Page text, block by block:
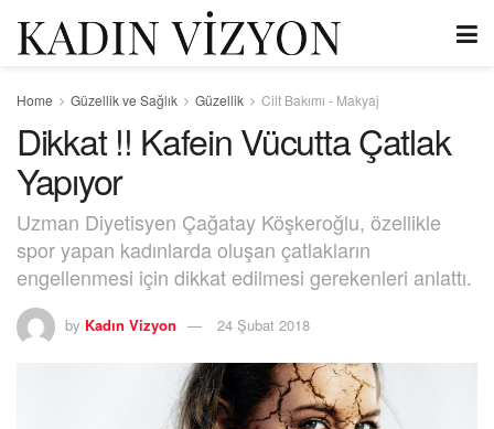
Home Güzellik ve Sağlık Güzellik Cilt Bakımı - Makyaj
Dikkat !! Kafein Vücutta Çatlak
Yapıyor
Uzman Diyetisyen Çağatay Köşkeroğlu, özellikle
spor yapan kadınlarda oluşan çatlakların
engellenmesi için dikkat edilmesi gerekenleri anlattı.
by Kadın Vizyon 24 Şubat 2018